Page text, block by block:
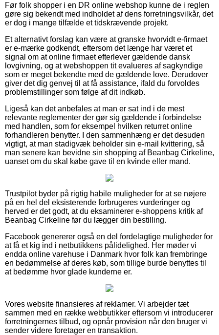
Før folk shopper i en DR online webshop kunne de i reglen
gøre sig bekendt med indholdet af dens forretningsvilkår, det
er dog i mange tilfælde et tidskrævende projekt.
Et alternativt forslag kan være at granske hvorvidt e-firmaet
er e-mærke godkendt, eftersom det længe har været et
signal om at online firmaet efterlever gældende dansk
lovgivning, og at webshoppen tit evalueres af sagkyndige
som er meget bekendte med de gældende love. Derudover
giver det dig genvej til at få assistance, ifald du forvoldes
problemstillinger som følge af dit indkøb.
Ligeså kan det anbefales at man er sat ind i de mest
relevante reglementer der gør sig gældende i forbindelse
med handlen, som for eksempel hvilken returret online
forhandleren benytter. I den sammenhæng er det desuden
vigtigt, at man stadigvæk beholder sin e-mail kvittering, så
man senere kan bevidne sin shopping af Beanbag Cirkeline,
uanset om du skal købe gave til en kvinde eller mand.
Trustpilot byder på rigtig habile muligheder for at se nøjere
på en hel del eksisterende forbrugeres vurderinger og
herved er det godt, at du eksaminerer e-shoppens kritik af
Beanbag Cirkeline før du lægger din bestilling.
Facebook genererer også en del fordelagtige muligheder for
at få et kig ind i netbutikkens pålidelighed. Her møder vi
endda online varehuse i Danmark hvor folk kan frembringe
en bedømmelse af deres køb, som tillige burde benyttes til
at bedømme hvor glade kunderne er.
Vores website finansieres af reklamer. Vi arbejder tæt
sammen med en række webbutikker eftersom vi introducerer
forretningernes tilbud, og opnår provision når den bruger vi
sender videre foretager en transaktion.